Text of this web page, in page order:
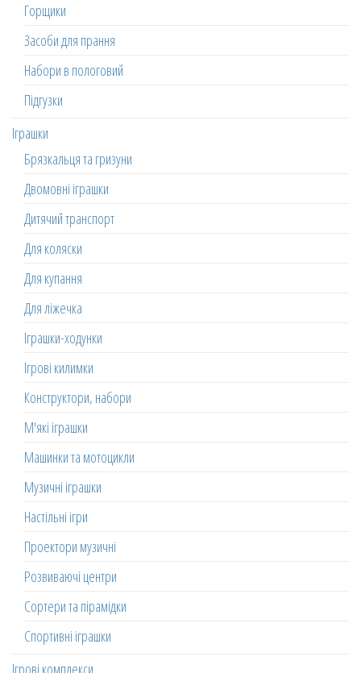
Горщики
Засоби для прання
Набори в пологовий
Підгузки
Іграшки
Брязкальця та гризуни
Двомовні іграшки
Дитячий транспорт
Для коляски
Для купання
Для ліжечка
Іграшки-ходунки
Ігрові килимки
Конструктори, набори
М'які іграшки
Машинки та мотоцикли
Музичні іграшки
Настільні ігри
Проектори музичні
Розвиваючі центри
Сортери та пірамідки
Спортивні іграшки